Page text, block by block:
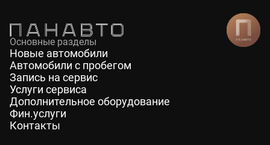
Основные разделы
Новые автомобили
Автомобили с пробегом
Запись на сервис
Услуги сервиса
Дополнительное оборудование
Фин.услуги
Контакты